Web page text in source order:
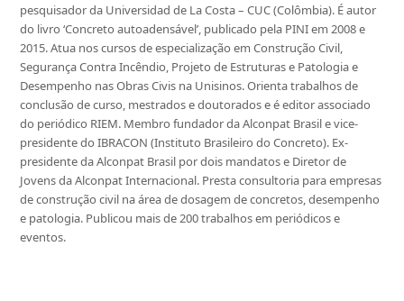
pesquisador da Universidad de La Costa – CUC (Colômbia). É autor
do livro ‘Concreto autoadensável’, publicado pela PINI em 2008 e
2015. Atua nos cursos de especialização em Construção Civil,
Segurança Contra Incêndio, Projeto de Estruturas e Patologia e
Desempenho nas Obras Civis na Unisinos. Orienta trabalhos de
conclusão de curso, mestrados e doutorados e é editor associado
do periódico RIEM. Membro fundador da Alconpat Brasil e vice-
presidente do IBRACON (Instituto Brasileiro do Concreto). Ex-
presidente da Alconpat Brasil por dois mandatos e Diretor de
Jovens da Alconpat Internacional. Presta consultoria para empresas
de construção civil na área de dosagem de concretos, desempenho
e patologia. Publicou mais de 200 trabalhos em periódicos e
eventos.